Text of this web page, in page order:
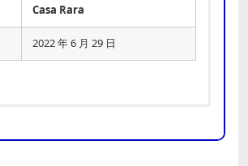
Casa Rara
2022 年 6 月 29 日